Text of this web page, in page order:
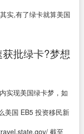
实,有了绿卡就算美国
批绿卡?梦想
实现美国绿卡梦，如
美国 EB5 投资移民新
截至